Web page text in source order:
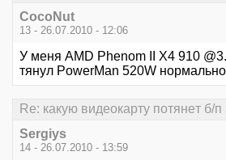
CocoNut
13 - 26.07.2010 - 12:06
У меня AMD Phenom II X4 910
тянул PowerMan 520W
Re: кaкую видeокaрту потянeт б/п
Sergiys
14 - 26.07.2010 - 13:59